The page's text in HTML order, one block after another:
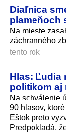
Diaľnica
plameňoch
Na mieste
záchranného
tento rok
Hlas: Ľudia
politikom aj
Na schválenie
90 hlasov,
Eštok preto
Predpokladá,